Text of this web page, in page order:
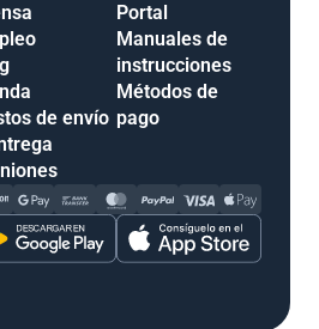
de envío
Portal
Manuales de
instrucciones
Métodos de
pago